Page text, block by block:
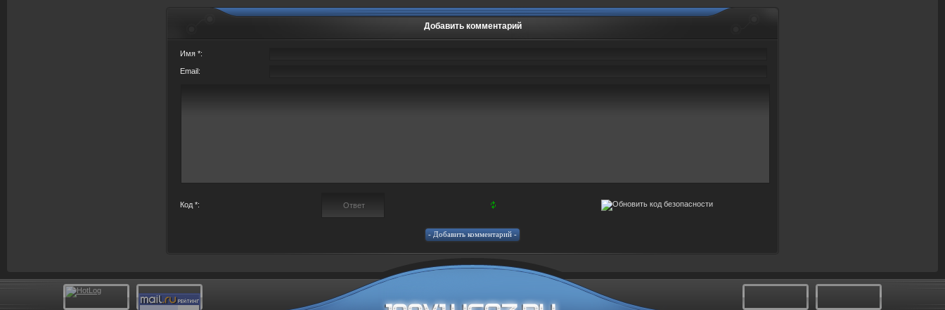
Добавить комментарий
Имя *:
Email:
Код *: